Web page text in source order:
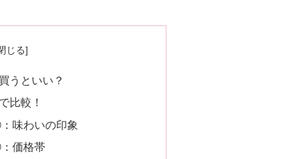
うといい？
比較！
味わいの印象
価格帯